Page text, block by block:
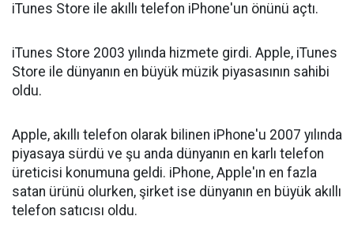
iTunes Store ile akıllı telefon iPhone'un önünü açtı.
iTunes Store 2003 yılında hizmete girdi. Apple, iTunes
Store ile dünyanın en büyük müzik piyasasının sahibi
oldu.
Apple, akıllı telefon olarak bilinen iPhone'u 2007 yılında
piyasaya sürdü ve şu anda dünyanın en karlı telefon
üreticisi konumuna geldi. iPhone, Apple'ın en fazla
satan ürünü olurken, şirket ise dünyanın en büyük akıllı
telefon satıcısı oldu.